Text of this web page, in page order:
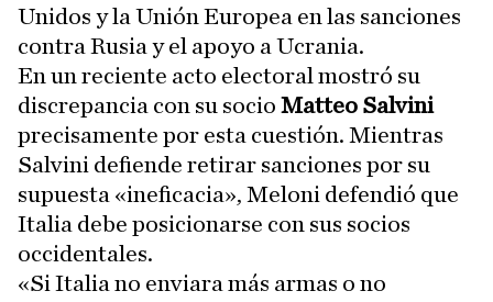
Unidos y la Unión Europea en las sanciones
contra Rusia y el apoyo a Ucrania.
En un reciente acto electoral mostró su
discrepancia con su socio Matteo Salvini
precisamente por esta cuestión. Mientras
Salvini defiende retirar sanciones por su
supuesta «ineficacia», Meloni defendió que
Italia debe posicionarse con sus socios
occidentales.
«Si Italia no enviara más armas o no